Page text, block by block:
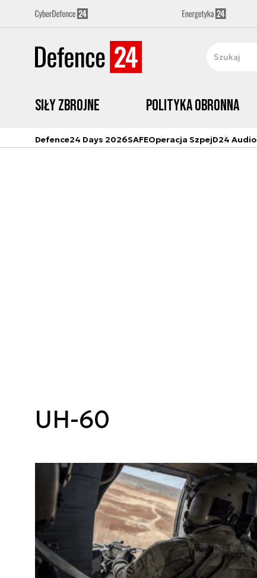
Siły zbrojne Polityka obronna
Defence24 Days 2026SAFEOperacja SzpejD24 Audio
UH-60